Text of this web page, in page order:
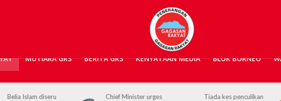
MUTIARA GRS BERITA GRS KENYATAAN MEDIA BLOK BORNEO
Belia Islam diseru
Chief Minister urges
Tiada kes penculikan